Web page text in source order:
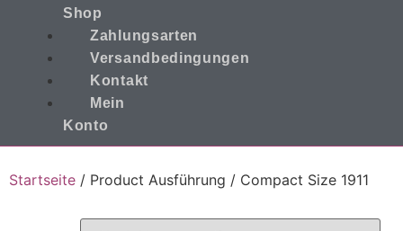
Shop
Zahlungsarten
Versandbedingungen
Kontakt
Mein
Konto
Startseite / Product Ausführung / Compact Size 1911